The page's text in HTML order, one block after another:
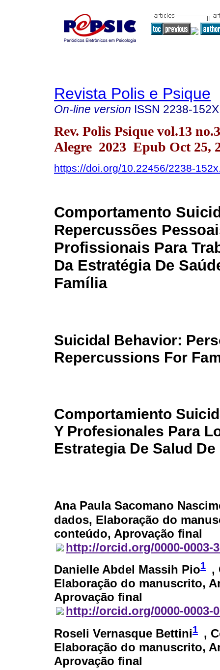
Revista Polis e Psique
On-line version ISSN 2238-152X
Rev. Polis Psique vol.13
Alegre 2023 Epub Oct 25,
https://doi.org/10.22456/2238-
Comportamento
Repercussões
Profissionais Para
Da Estratégia De
Família
Suicidal Behavior:
Repercussions For
Comportamiento
Y Profesionales Para
Estrategia De Salud
Ana Paula Sacomano
dados, Elaboração do
conteúdo, Aprovação final
http://orcid.org/0000-0003-
Danielle Abdel Massih Pio1 ,
Elaboração do manuscrito,
Aprovação final
http://orcid.org/0000-0003-
Roseli Vernasque Bettini1 ,
Elaboração do manuscrito,
Aprovação final